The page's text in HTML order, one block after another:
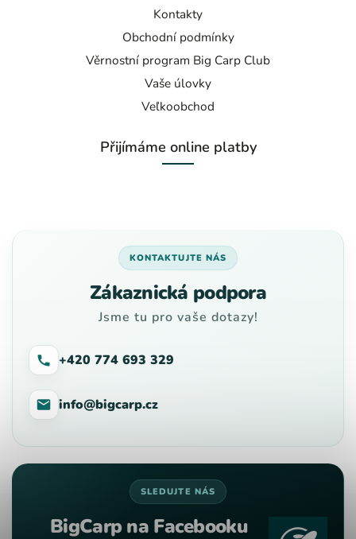
Kontakty
Obchodní podmínky
Věrnostní program Big Carp Club
Vaše úlovky
Veľkoobchod
Přijímáme online platby
KONTAKTUJTE NÁS
Zákaznická podpora
Jsme tu pro vaše dotazy!
+420 774 693 329
info@bigcarp.cz
SLEDUJTE NÁS
BigCarp na Facebooku